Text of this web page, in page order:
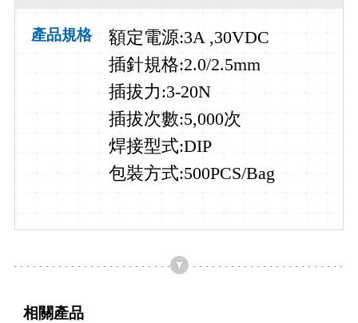
產品規格 額定電源:3A ,30VDC
插針規格:2.0/2.5mm
插拔力:3-20N
插拔次數:5,000次
焊接型式:DIP
包裝方式:500PCS/Bag
相關產品